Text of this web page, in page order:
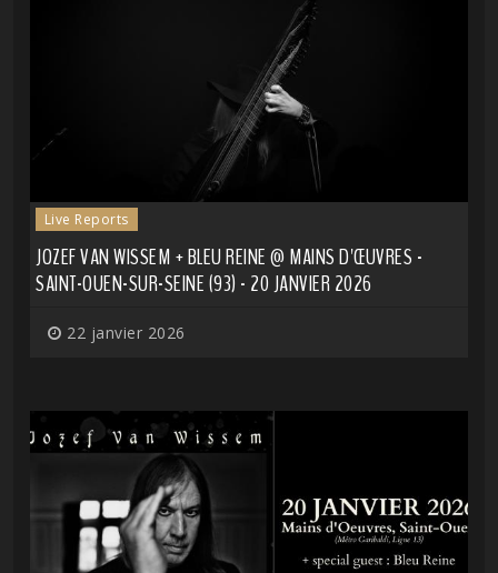
Live Reports
JOZEF VAN WISSEM + BLEU REINE @ MAINS D'ŒUVRES -
SAINT-OUEN-SUR-SEINE (93) - 20 JANVIER 2026
22 janvier 2026